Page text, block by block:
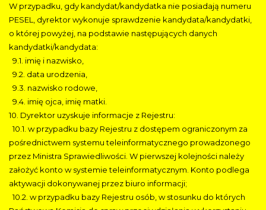
W przypadku, gdy kandydat/kandydatka nie posiadają numeru
PESEL, dyrektor wykonuje sprawdzenie kandydata/kandydatki,
o której powyżej, na podstawie następujących danych
kandydatki/kandydata:
9.1. imię i nazwisko,
9.2. data urodzenia,
9.3. nazwisko rodowe,
9.4. imię ojca, imię matki.
10. Dyrektor uzyskuje informacje z Rejestru:
10.1. w przypadku bazy Rejestru z dostępem ograniczonym za
pośrednictwem systemu teleinformatycznego prowadzonego
przez Ministra Sprawiedliwości. W pierwszej kolejności należy
założyć konto w systemie teleinformatycznym. Konto podlega
aktywacji dokonywanej przez biuro informacji;
10.2. w przypadku bazy Rejestru osób, w stosunku do których